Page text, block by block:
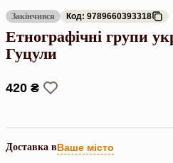
Закінчився Код: 9789660393318
Етнографічні групи
Гуцули
420 ₴
Доставка вВаше місто